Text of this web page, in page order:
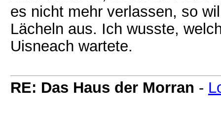
es nicht mehr verlassen, so
Lächeln aus. Ich wusste,
Uisneach wartete.
RE: Das Haus der Morran -